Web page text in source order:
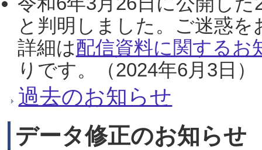
と判明しました。ご迷惑
詳細は配信資料に関するお
りです。（2024年6月3日）
過去のお知らせ
データ修正のお知らせ